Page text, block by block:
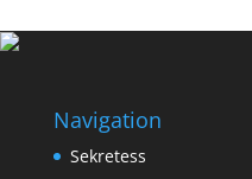
99,00 kr.89,00 kr.
Navigation
Sekretess